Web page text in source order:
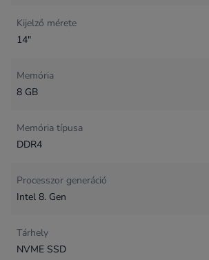
Kijelző mérete
14"
Memória
8 GB
Memória típusa
DDR4
Processzor generáció
Intel 8. Gen
Tárhely
NVME SSD